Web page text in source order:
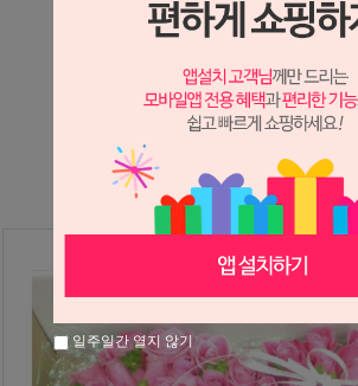
상세 정보를 확대해 보실
※ 필독해주세요 ※
는 시세 변동에 따라 가격이 달라
문의 후 주문 바랍니다.
일주일간 열지 않기